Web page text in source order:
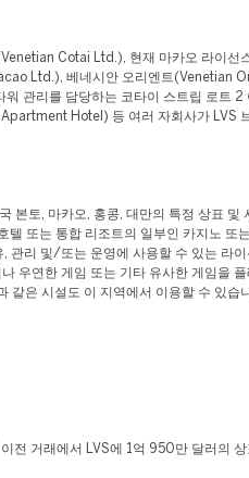
Cotai Ltd.), 현재 마카오 라이선
Ltd.), 베네시안 오리엔트(Venetian
워 관리를 담당하는 코타이 스트립 로트 2
Hotel) 등 여러 자회사가 LVS
본토, 마카오, 홍콩, 대만의 특정 상표 및
또는 통합 리조트의 일부인 카지노 또는
관리 및/또는 운영에 사용할 수 있는 라이
우연한 게임 또는 기타 유사한 게임을 플
같은 시설도 이 지역에서 이용할 수 있습
전 거래에서 LVS에 1억 950만 달러의 상